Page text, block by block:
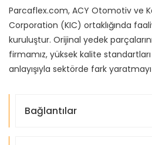
Parcaflex.com, ACY Otomotiv ve
Corporation (KIC) ortaklığında
kuruluştur. Orijinal yedek
firmamız, yüksek kalite
anlayışıyla sektörde fark
Bağlantılar